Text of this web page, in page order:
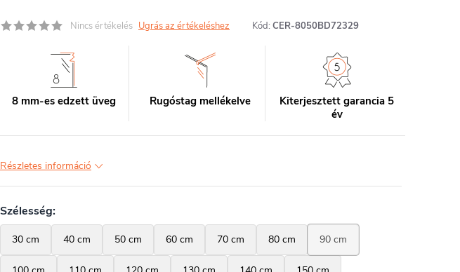
Nincs értékelés Ugrás az értékeléshez Kód: CER-8050BD72329
8 mm-es edzett üveg Rugóstag mellékelve
Kiterjesztett garancia 5
év
Részletes információ